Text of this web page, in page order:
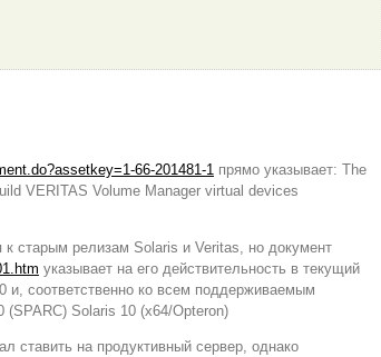
66-201481-1 прямо указывает: The
VERITAS Volume Manager virtual devices
к старым релизам Solaris и Veritas, но документ
указывает на его действительность в текущий
и, соответственно ко всем поддерживаемым
Solaris 10 (x64/Opteron)
ставить на продуктивный сервер, однако